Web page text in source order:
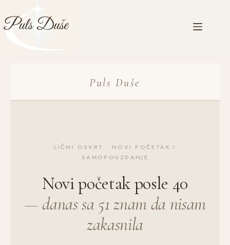
Puls Duše
LIČNI OSVRT · NOVI POČETAK I
SAMOPOUZDANJE
Novi početak posle 40
— danas sa 51 znam da nisam
zakasnila